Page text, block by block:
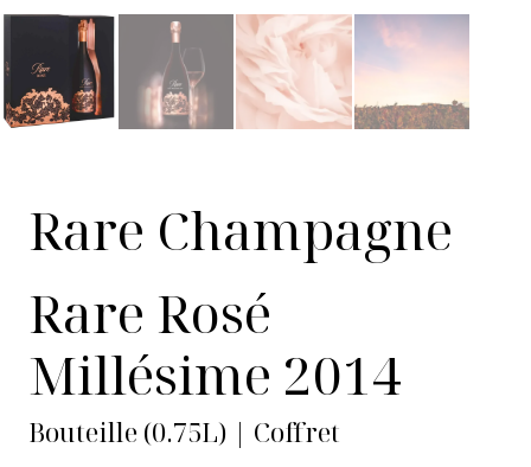
Rare Champagne
Rare Rosé
Millésime 2014
Bouteille (0.75L) | Coffret